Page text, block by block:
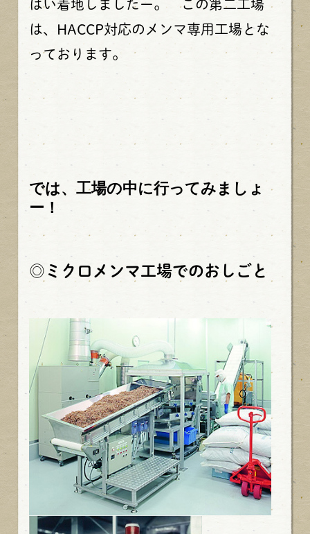
はい着地しましたー。 この第二工場
は、HACCP対応のメンマ専用工場とな
っております。
では、工場の中に行ってみましょ
ー！
◎ミクロメンマ工場でのおしごと